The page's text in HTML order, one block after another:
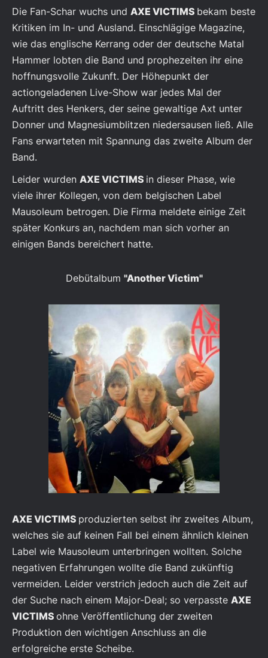
Die Fan-Schar wuchs und AXE VICTIMS bekam beste
Kritiken im In- und Ausland. Einschlägige Magazine,
wie das englische Kerrang oder der deutsche Matal
Hammer lobten die Band und prophezeiten ihr eine
hoffnungsvolle Zukunft. Der Höhepunkt der
actiongeladenen Live-Show war jedes Mal der
Auftritt des Henkers, der seine gewaltige Axt unter
Donner und Magnesiumblitzen niedersausen ließ. Alle
Fans erwarteten mit Spannung das zweite Album der
Band.
Leider wurden AXE VICTIMS in dieser Phase, wie
viele ihrer Kollegen, von dem belgischen Label
Mausoleum betrogen. Die Firma meldete einige Zeit
später Konkurs an, nachdem man sich vorher an
einigen Bands bereichert hatte.
Debütalbum "Another Victim"
AXE VICTIMS produzierten selbst ihr zweites Album,
welches sie auf keinen Fall bei einem ähnlich kleinen
Label wie Mausoleum unterbringen wollten. Solche
negativen Erfahrungen wollte die Band zukünftig
vermeiden. Leider verstrich jedoch auch die Zeit auf
der Suche nach einem Major-Deal; so verpasste AXE
VICTIMS ohne Veröffentlichung der zweiten
Produktion den wichtigen Anschluss an die
erfolgreiche erste Scheibe.